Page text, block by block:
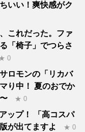
いい！爽快感がク
これだった。ファ
「椅子」でつらさ
0
ロモンの「リカバ
り中！ 夏のおでか
★ 0
ップ！ 「高コスパ
が出てますよ
★ 0